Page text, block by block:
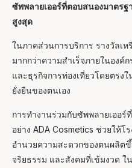
ซัพพลายเออร์ที่ตอบสนองมาตร
สูงสุด
ในภาคส่วนการบริการ รางวัลเห
มากกว่าความสำเร็จภายในอง
และธุรกิจการท่องเที่ยวโดยตรง
ยั่งยืนของตนเอง
การทำงานร่วมกับซัพพลายเออร์
อย่าง ADA Cosmetics ช่วยให้
อำนวยความสะดวกของตนผลิต
จริยธรรม และสังคมที่เข้มงวด ใ